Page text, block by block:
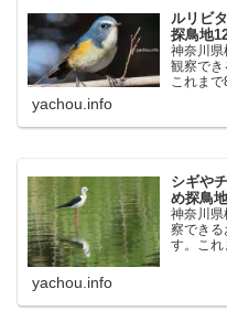
ルリビ
探鳥地
神奈川県
観察でき
これま
じた場
く、出
観察公園
yachou.info
シギや
め探鳥
神奈川県
察できる
す。これ
yachou.info